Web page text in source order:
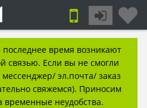
время возникают
связью. Если вы не смогли
эл.почта/ заказ
свяжемся). Приносим
временные неудобства.